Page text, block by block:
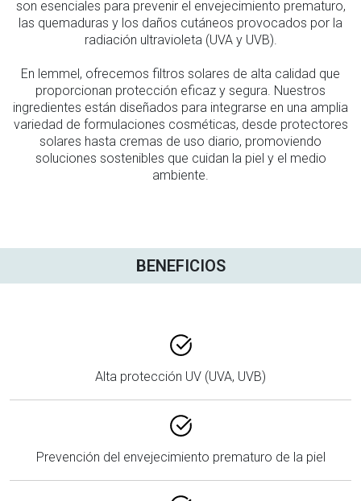
son esenciales para prevenir el envejecimiento prematuro,
las quemaduras y los daños cutáneos provocados por la
radiación ultravioleta (UVA y UVB).
En lemmel, ofrecemos filtros solares de alta calidad que
proporcionan protección eficaz y segura. Nuestros
ingredientes están diseñados para integrarse en una amplia
variedad de formulaciones cosméticas, desde protectores
solares hasta cremas de uso diario, promoviendo
soluciones sostenibles que cuidan la piel y el medio
ambiente.
BENEFICIOS
Alta protección UV (UVA, UVB)
Prevención del envejecimiento prematuro de la piel